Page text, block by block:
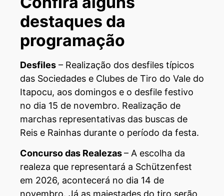
destaques da
programação
Desfiles – Realização dos desfiles típicos
das Sociedades e Clubes de Tiro do Vale do
Itapocu, aos domingos e o desfile festivo
no dia 15 de novembro. Realização de
marchas representativas das buscas de
Reis e Rainhas durante o período da festa.
Concurso das Realezas– A escolha da
realeza que representará a Schützenfest
em 2026, acontecerá no dia 14 de
novembro. Já as majestades do tiro serão